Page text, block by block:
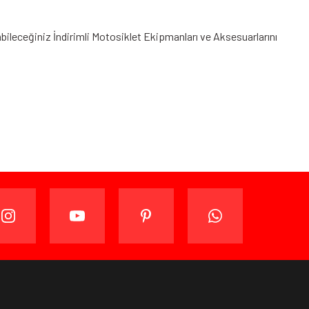
İndirimli Motosiklet Ekipmanları ve Aksesuarlarını
edebilir veya değiştirebilirsiniz.